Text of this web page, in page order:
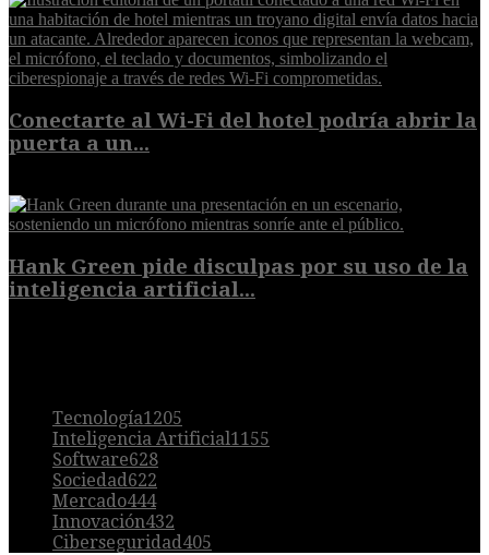
Conectarte al Wi-Fi del hotel podría abrir la
puerta a un...
Hank Green pide disculpas por su uso de la
inteligencia artificial...
Tecnología1205
Inteligencia Artificial1155
Software628
Sociedad622
Mercado444
Innovación432
Ciberseguridad405